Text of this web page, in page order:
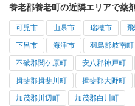
養老郡養老町の近隣エリアで薬
可児市 山県市 瑞穂市
下呂市 海津市 羽島郡岐南町
不破郡関ケ原町 安八郡神戸町
揖斐郡揖斐川町 揖斐郡大野町
加茂郡川辺町 加茂郡白川町